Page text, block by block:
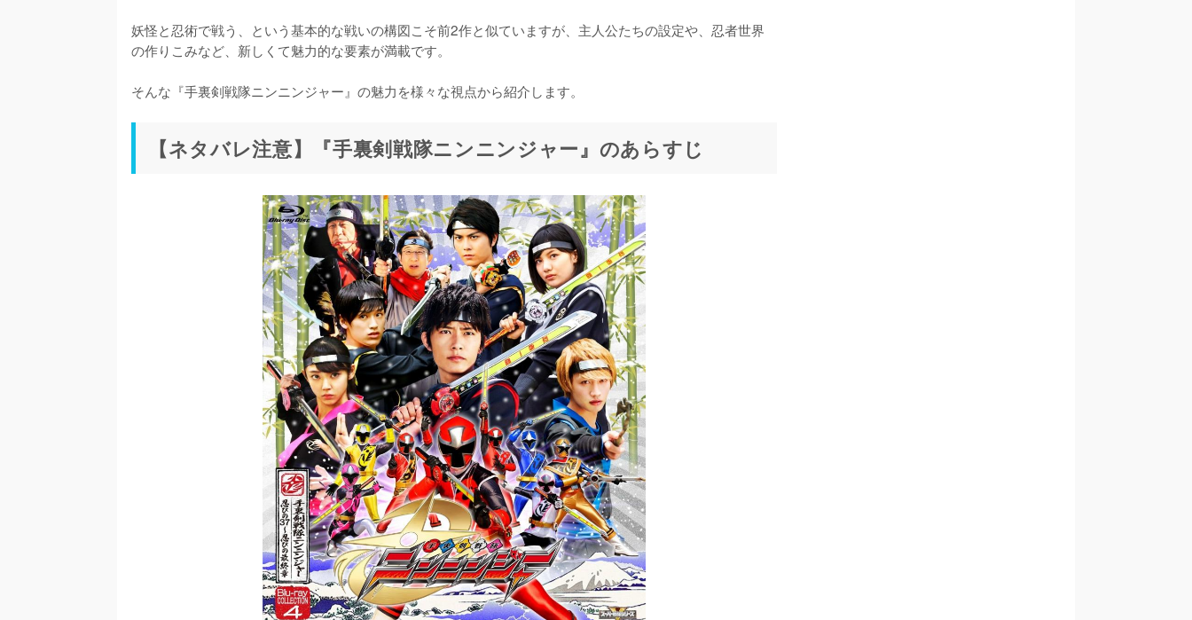
妖怪と忍術で戦う、という基本的な戦いの構図こそ前2作と似ていますが、主人公たちの設定や、忍者世界
の作りこみなど、新しくて魅力的な要素が満載です。
そんな『手裏剣戦隊ニンニンジャー』の魅力を様々な視点から紹介します。
【ネタバレ注意】『手裏剣戦隊ニンニンジャー』のあらすじ